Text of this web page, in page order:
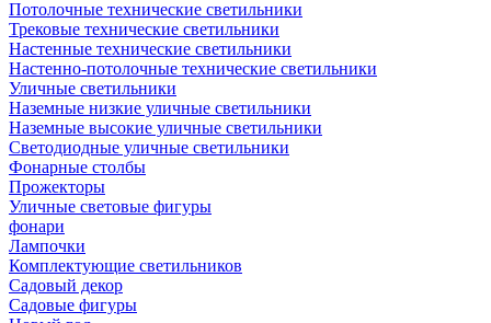
Потолочные технические светильники
Трековые технические светильники
Настенные технические светильники
Настенно-потолочные технические светильники
Уличные светильники
Наземные низкие уличные светильники
Наземные высокие уличные светильники
Светодиодные уличные светильники
Фонарные столбы
Прожекторы
Уличные световые фигуры
фонари
Лампочки
Комплектующие светильников
Садовый декор
Садовые фигуры